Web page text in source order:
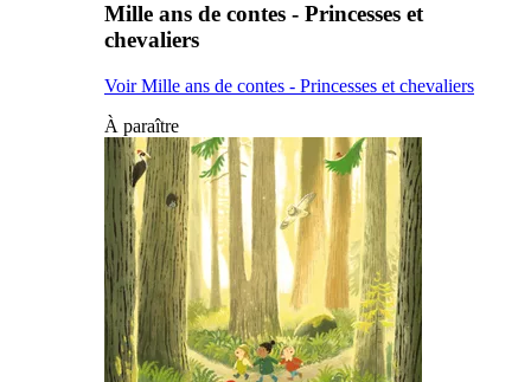
Mille ans de contes - Princesses et
chevaliers
Voir Mille ans de contes - Princesses et chevaliers
À paraître